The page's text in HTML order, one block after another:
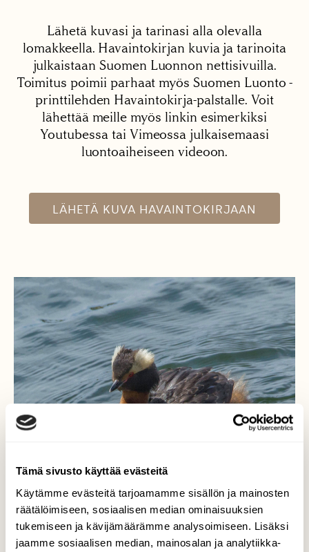
Tämä sivusto käyttää evästeitä
Käytämme evästeitä tarjoamamme sisällön ja mainosten
räätälöimiseen, sosiaalisen median ominaisuuksien
tukemiseen ja kävijämäärämme analysoimiseen. Lisäksi
jaamme sosiaalisen median, mainosalan ja analytiikka-
Lähetä kuvasi ja tarinasi alla olevalla
lomakkeella. Havaintokirjan kuvia ja tarinoita
julkaistaan Suomen Luonnon nettisivuilla.
Toimitus poimii parhaat myös Suomen Luonto -
printtilehden Havaintokirja-palstalle. Voit
lähettää meille myös linkin esimerkiksi
Youtubessa tai Vimeossa julkaisemaasi
luontoaiheiseen videoon.
LÄHETÄ KUVA HAVAINTOKIRJAAN
Mustakurkku- uikkuemo